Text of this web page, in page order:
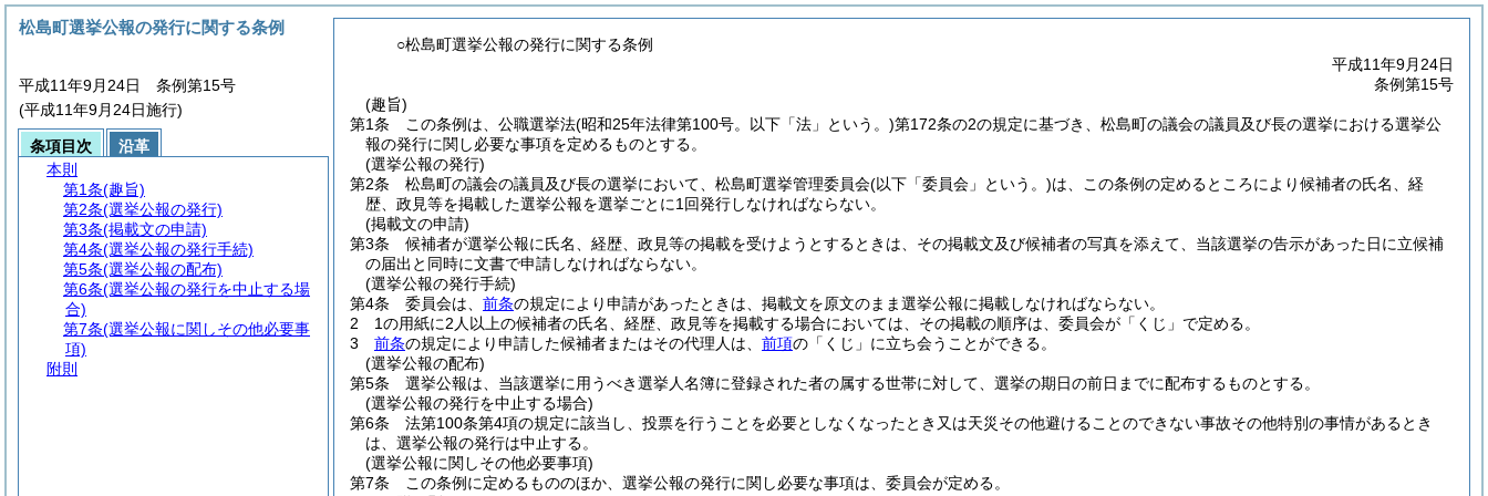
○松島町選挙公報の発行に関する条例
平成11年9月24日
条例第15号
(趣旨)
第1条
この条例は、公職選挙法(昭和25年法律第100号。以下「法」という。)第172条の2の規定に基づき、松島町の議会の議員及び長の選挙における選挙公
報の発行に関し必要な事項を定めるものとする。
(選挙公報の発行)
第2条
松島町の議会の議員及び長の選挙において、松島町選挙管理委員会(以下「委員会」という。)は、この条例の定めるところにより候補者の氏名、経
歴、政見等を掲載した選挙公報を選挙ごとに1回発行しなければならない。
(掲載文の申請)
第3条
候補者が選挙公報に氏名、経歴、政見等の掲載を受けようとするときは、その掲載文及び候補者の写真を添えて、当該選挙の告示があった日に立候補
の届出と同時に文書で申請しなければならない。
(選挙公報の発行手続)
第4条
委員会は、 前条の規定により申請があったときは、掲載文を原文のまま選挙公報に掲載しなければならない。
2
1の用紙に2人以上の候補者の氏名、経歴、政見等を掲載する場合においては、その掲載の順序は、委員会が「くじ」で定める。
3
前条の規定により申請した候補者またはその代理人は、 前項の「くじ」に立ち会うことができる。
(選挙公報の配布)
第5条
選挙公報は、当該選挙に用うべき選挙人名簿に登録された者の属する世帯に対して、選挙の期日の前日までに配布するものとする。
(選挙公報の発行を中止する場合)
第6条
法第100条第4項の規定に該当し、投票を行うことを必要としなくなったとき又は天災その他避けることのできない事故その他特別の事情があるとき
は、選挙公報の発行は中止する。
(選挙公報に関しその他必要事項)
第7条
この条例に定めるもののほか、選挙公報の発行に関し必要な事項は、委員会が定める。
松島町選挙公報の発行に関する条例
平成11年9月24日 条例第15号
(平成11年9月24日施行)
条項目次
沿革
本則
第1条(趣旨)
第2条(選挙公報の発行)
第3条(掲載文の申請)
第4条(選挙公報の発行手続)
第5条(選挙公報の配布)
第6条(選挙公報の発行を中止する場
合)
第7条(選挙公報に関しその他必要事
項)
附則